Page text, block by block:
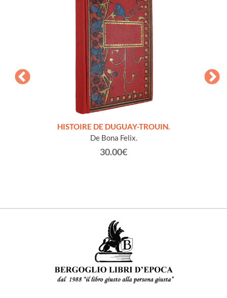
HISTOIRE DE DUGUAY-TROUIN.
De Bona Felix.
30.00€